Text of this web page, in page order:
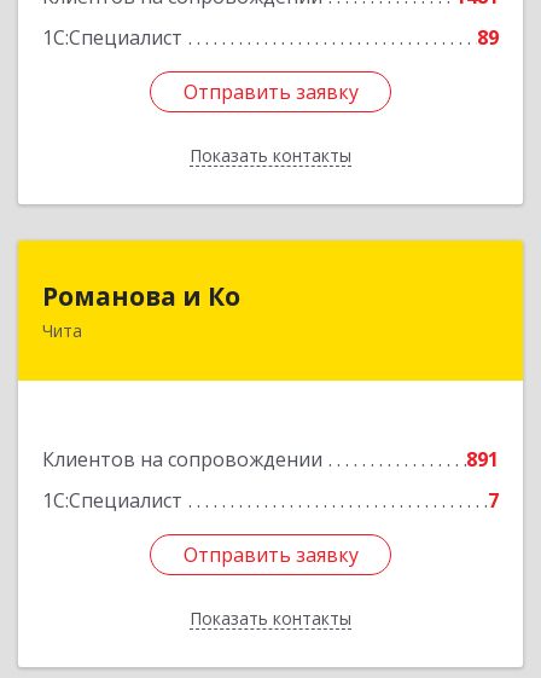
1С:Специалист
89
Отправить заявку
Показать контакты
Отправить заявку
Назад
Романова и Ко
Чита
Клиентов на сопровождении
891
1С:Специалист
7
Отправить заявку
Показать контакты
672000, Забайкальский край, Чита г, Анохина
Отправить заявку
Назад